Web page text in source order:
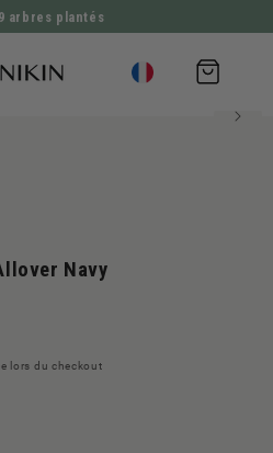
AU CONTENU
arbres plantés
Panier
d'achat
SUR LE PRODUIT
Navy
lors du checkout